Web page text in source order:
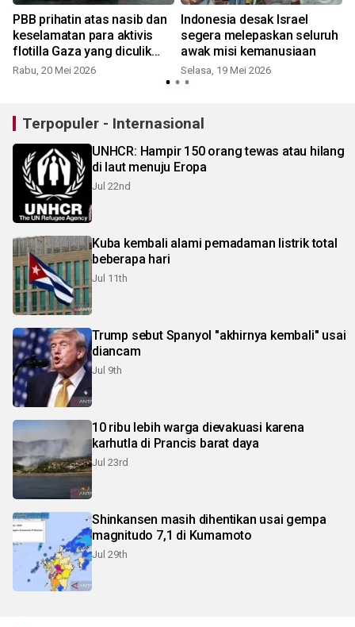
PBB prihatin atas nasib dan
keselamatan para aktivis
flotilla Gaza yang diculik
Israel
Rabu, 20 Mei 2026
Indonesia desak Israel
segera melepaskan seluruh
awak misi kemanusiaan
Selasa, 19 Mei 2026
Terpopuler - Internasional
UNHCR: Hampir 150 orang tewas atau hilang
di laut menuju Eropa
Jul 22nd
Kuba kembali alami pemadaman listrik total
beberapa hari
Jul 11th
Trump sebut Spanyol "akhirnya kembali" usai
diancam
Jul 9th
10 ribu lebih warga dievakuasi karena
karhutla di Prancis barat daya
Jul 23rd
Shinkansen masih dihentikan usai gempa
magnitudo 7,1 di Kumamoto
Jul 29th